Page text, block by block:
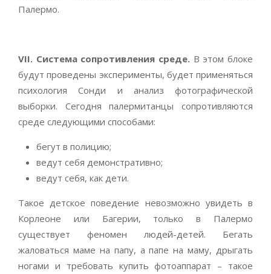
Палермо.
VII. Система сопротивления среде. В этом блоке
будут проведены эксперименты, будет применяться
психология Сонди и анализ фотографической
выборки. Сегодня палермитанцы сопротивляются
среде следующими способами:
бегут в полицию;
ведут себя демонстративно;
ведут себя, как дети.
Такое детское поведение невозможно увидеть в
Корлеоне или Багерии, только в Палермо
существует феномен людей-детей. Бегать
жаловаться маме на папу, а папе на маму, дрыгать
ногами и требовать купить фотоаппарат – такое